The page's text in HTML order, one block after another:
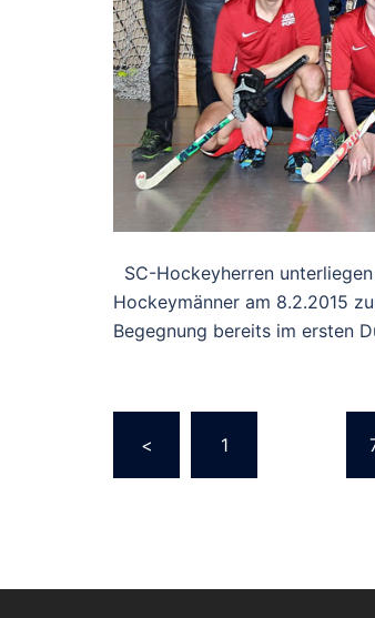
SC-Hockeyherren
Hockeymänner am 8.2.2015
Begegnung bereits im ersten
der
< 1